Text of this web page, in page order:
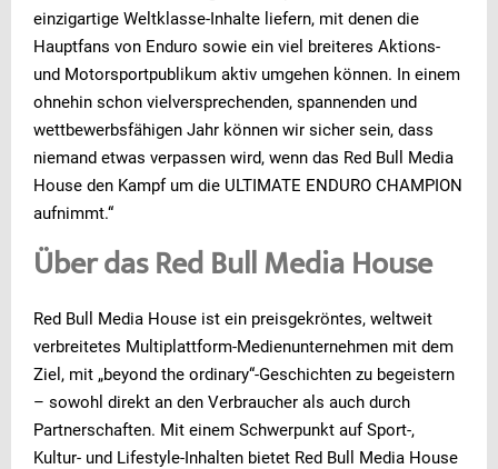
einzigartige Weltklasse-Inhalte liefern, mit denen die
Hauptfans von Enduro sowie ein viel breiteres Aktions-
und Motorsportpublikum aktiv umgehen können. In einem
ohnehin schon vielversprechenden, spannenden und
wettbewerbsfähigen Jahr können wir sicher sein, dass
niemand etwas verpassen wird, wenn das Red Bull Media
House den Kampf um die ULTIMATE ENDURO CHAMPION
aufnimmt.“
Über das Red Bull Media House
Red Bull Media House ist ein preisgekröntes, weltweit
verbreitetes Multiplattform-Medienunternehmen mit dem
Ziel, mit „beyond the ordinary“-Geschichten zu begeistern
– sowohl direkt an den Verbraucher als auch durch
Partnerschaften. Mit einem Schwerpunkt auf Sport-,
Kultur- und Lifestyle-Inhalten bietet Red Bull Media House